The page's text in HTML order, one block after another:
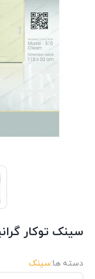
سینک توکار گرانیتی
دسته ها:سینک